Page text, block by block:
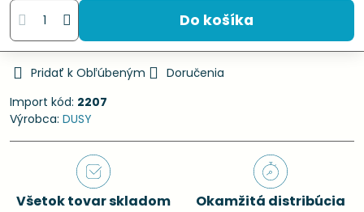
Do košíka
Pridať k Obľúbeným
Doručenia
Import kód: 2207
Výrobca: DUSY
Všetok tovar skladom Okamžitá distribúcia